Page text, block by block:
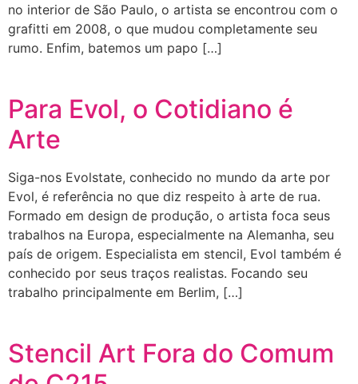
no interior de São Paulo, o artista se encontrou com o
grafitti em 2008, o que mudou completamente seu
rumo. Enfim, batemos um papo […]
Para Evol, o Cotidiano é
Arte
Siga-nos Evolstate, conhecido no mundo da arte por
Evol, é referência no que diz respeito à arte de rua.
Formado em design de produção, o artista foca seus
trabalhos na Europa, especialmente na Alemanha, seu
país de origem. Especialista em stencil, Evol também é
conhecido por seus traços realistas. Focando seu
trabalho principalmente em Berlim, […]
Stencil Art Fora do Comum